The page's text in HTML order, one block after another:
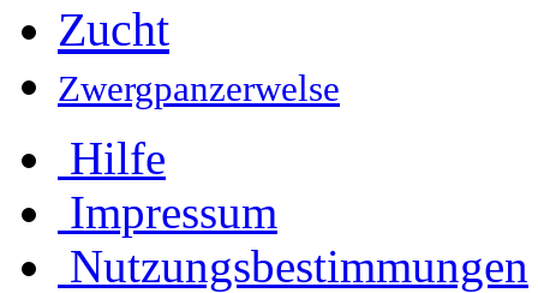
Zucht
Zwergpanzerwelse
Hilfe
Impressum
Nutzungsbestimmungen